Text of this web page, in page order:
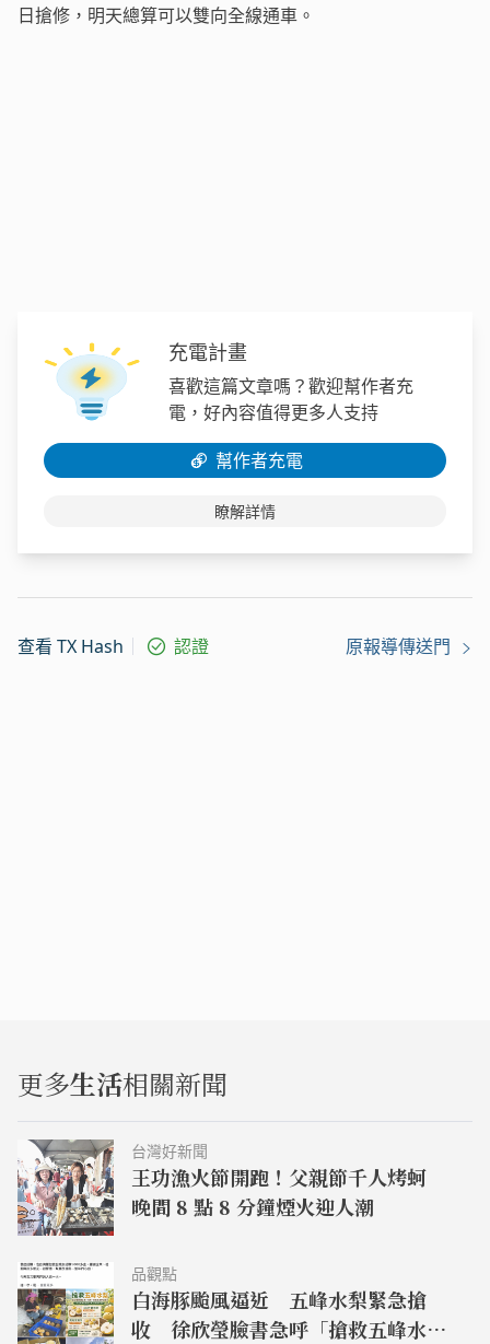
日搶修，明天總算可以雙向全線通車。
充電計畫
喜歡這篇文章嗎？歡迎幫作者充
電，好內容值得更多人支持
幫作者充電
瞭解詳情
查看 TX Hash 認證 原報導傳送門
更多生活相關新聞
台灣好新聞
王功漁火節開跑！父親節千人烤蚵
晚間 8 點 8 分鐘煙火迎人潮
品觀點
白海豚颱風逼近 五峰水梨緊急搶
收 徐欣瑩臉書急呼「搶救五峰水